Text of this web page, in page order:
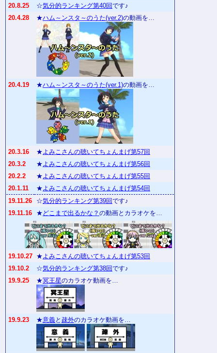
20.8.25
☆気分的ランキング第40回です♪
20.4.28
★ハム～ンスタ～のうた(ver.2)の動画を…
20.4.19 ★ハム～ンスタ～のうた(ver.1)の動画を…
20.3.16 ★よみこさんの聴いてちょんまげ第57回
20.3.2
★よみこさんの聴いてちょんまげ第56回
20.2.2
★よみこさんの聴いてちょんまげ第55回
20.1.11
★よみこさんの聴いてちょんまげ第54回
19.11.26
☆気分的ランキング第39回です♪
19.11.16
★ どこまで出るかな？ の動画とカラオケを…
19.10.27 ★よみこさんの聴いてちょんまげ第53回
19.10.2
☆気分的ランキング第38回です♪
19.9.25
★冥王星のカラオケ動画を…
19.9.23 ★意義と 疎外のカラオケ動画を…